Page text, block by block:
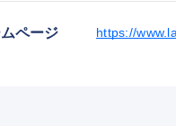
ページ https://